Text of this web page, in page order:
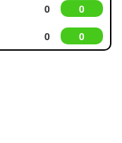
0 0
0 0